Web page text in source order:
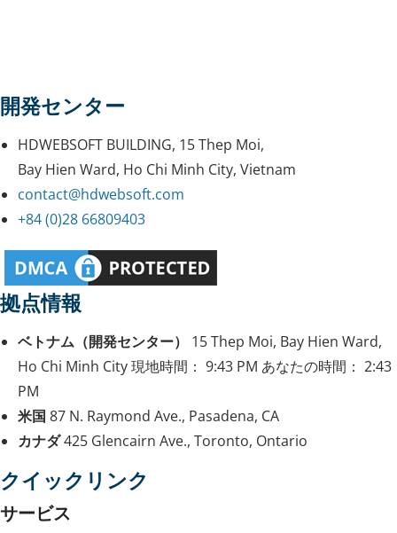
開発センター
HDWEBSOFT BUILDING, 15 Thep Moi,
Bay Hien Ward, Ho Chi Minh City, Vietnam
contact@hdwebsoft.com
+84 (0)28 66809403
拠点情報
ベトナム（開発センター）
15 Thep Moi, Bay Hien Ward,
Ho Chi Minh City現地時間： 9:43 PM あなたの時間： 2:43
PM
米国 87 N. Raymond Ave., Pasadena, CA
カナダ425 Glencairn Ave., Toronto, Ontario
クイックリンク
サービス